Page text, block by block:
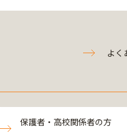
よく
保護者・高校関係者の方